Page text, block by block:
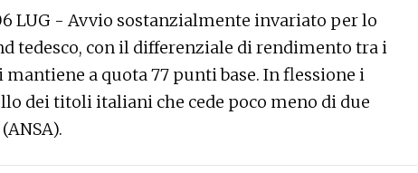
LUG - Avvio sostanzialmente invariato per lo
tedesco, con il differenziale di rendimento tra i
mantiene a quota 77 punti base. In flessione i
dei titoli italiani che cede poco meno di due